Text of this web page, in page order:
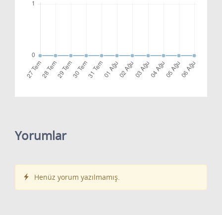
Yorumlar
Henüz yorum yazılmamış.